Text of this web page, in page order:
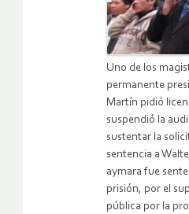
Uno de los
permanente
Martín pidió
suspendió la
sustentar la
sentencia a
aymara fue
prisión, por el
pública por la